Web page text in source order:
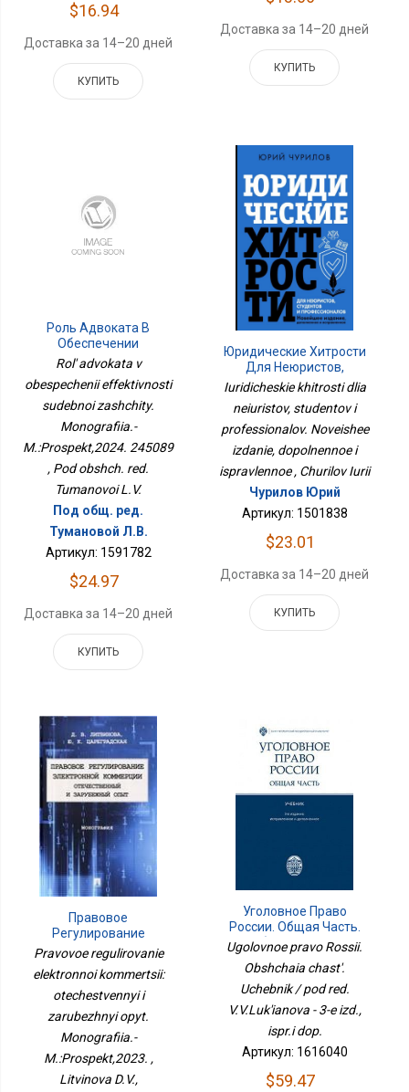
$16.94
Доставка за 14–20 дней
КУПИТЬ
Доставка за 14–20 дней
КУПИТЬ
Роль Адвоката В
Обеспечении
Эффективности
Монография.-
М.:Проспект,2024.
245089
Rol' advokata v
obespechenii effektivnosti
sudebnoi zashchity.
Monografiia.-
M.:Prospekt,2024. 245089
, Pod obshch. red.
Tumanovoi L.V.
Под общ. ред.
Тумановой Л.В.
Артикул: 1591782
$24.97
Доставка за 14–20 дней
КУПИТЬ
Юридические Хитрости
Для Неюристов,
Студентов И
Новейшее Издание,
Дополненное И
Исправленное
Iuridicheskie khitrosti dlia
neiuristov, studentov i
professionalov. Noveishee
izdanie, dopolnennoe i
ispravlennoe , Churilov Iurii
Чурилов Юрий
Артикул: 1501838
$23.01
Доставка за 14–20 дней
КУПИТЬ
Правовое
Регулирование
Электронной
Коммерции:
Отечественный И
Зарубежный Опыт.
Монография.-
М.:Проспект,2023.
Pravovoe regulirovanie
elektronnoi kommertsii:
otechestvennyi i
zarubezhnyi opyt.
Monografiia.-
M.:Prospekt,2023. ,
Litvinova D.V.,
Уголовное Право
России. Общая Часть.
Учебник / Под Ред.
В.В.Лукьянова - 3-Е Изд.,
Испр.и Доп.
Ugolovnoe pravo Rossii.
Obshchaia chast'.
Uchebnik / pod red.
V.V.Luk'ianova - 3-e izd.,
ispr.i dop.
Артикул: 1616040
$59.47